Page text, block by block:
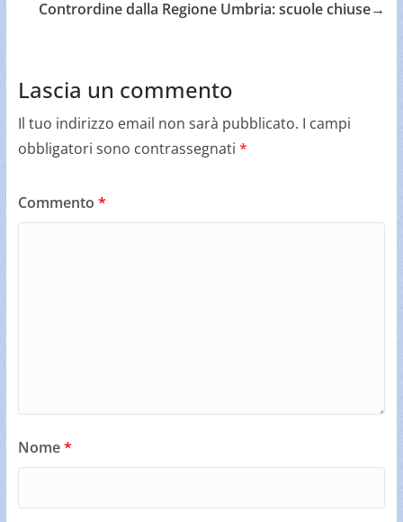
Contrordine dalla Regione Umbria: scuole chiuse→
Lascia un commento
Il tuo indirizzo email non sarà pubblicato. I campi
obbligatori sono contrassegnati *
Commento *
Nome*